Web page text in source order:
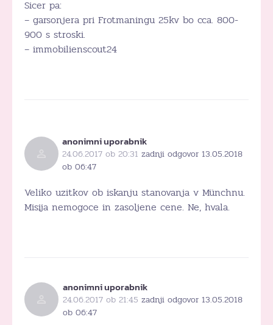
Sicer pa:
– garsonjera pri Frotmaningu 25kv bo cca. 800-
900 s stroski.
– immobilienscout24
anonimni uporabnik
24.06.2017 ob 20:31 zadnji odgovor 13.05.2018
ob 06:47
Veliko uzitkov ob iskanju stanovanja v Münchnu.
Misija nemogoce in zasoljene cene. Ne, hvala.
anonimni uporabnik
24.06.2017 ob 21:45 zadnji odgovor 13.05.2018
ob 06:47